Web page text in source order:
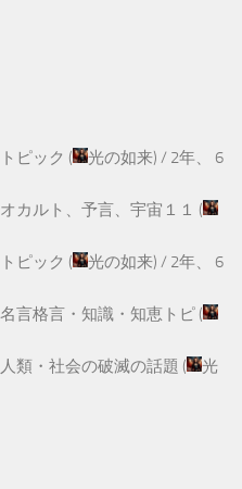
ピック ( 光の如来) / 2年、 6
カルト、予言、宇宙１１ (
ピック ( 光の如来) / 2年、 6
言格言・知識・知恵トピ (
類・社会の破滅の話題 (
光